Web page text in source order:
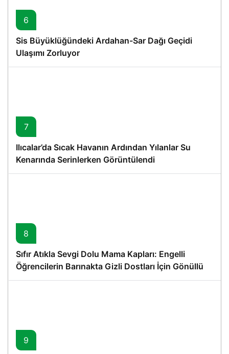
6
Sis Büyüklüğündeki Ardahan-Sar Dağı Geçidi
Ulaşımı Zorluyor
7
Ilıcalar’da Sıcak Havanın Ardından Yılanlar Su
Kenarında Serinlerken Görüntülendi
8
Sıfır Atıkla Sevgi Dolu Mama Kapları: Engelli
Öğrencilerin Barınakta Gizli Dostları İçin Gönüllü
Proje
9